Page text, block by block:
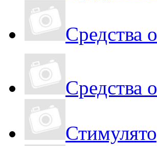
Средства
Средства